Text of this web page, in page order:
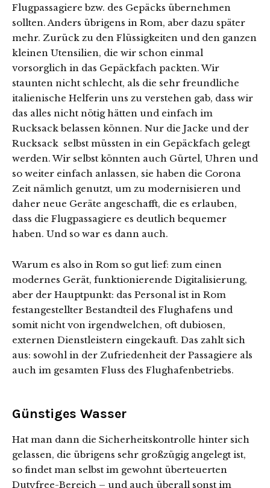
Flugpassagiere bzw. des Gepäcks übernehmen
sollten. Anders übrigens in Rom, aber dazu später
mehr. Zurück zu den Flüssigkeiten und den ganzen
kleinen Utensilien, die wir schon einmal
vorsorglich in das Gepäckfach packten. Wir
staunten nicht schlecht, als die sehr freundliche
italienische Helferin uns zu verstehen gab, dass wir
das alles nicht nötig hätten und einfach im
Rucksack belassen können. Nur die Jacke und der
Rucksack selbst müssten in ein Gepäckfach gelegt
werden. Wir selbst könnten auch Gürtel, Uhren und
so weiter einfach anlassen, sie haben die Corona
Zeit nämlich genutzt, um zu modernisieren und
daher neue Geräte angeschafft, die es erlauben,
dass die Flugpassagiere es deutlich bequemer
haben. Und so war es dann auch.
Warum es also in Rom so gut lief: zum einen
modernes Gerät, funktionierende Digitalisierung,
aber der Hauptpunkt: das Personal ist in Rom
festangestellter Bestandteil des Flughafens und
somit nicht von irgendwelchen, oft dubiosen,
externen Dienstleistern eingekauft. Das zahlt sich
aus: sowohl in der Zufriedenheit der Passagiere als
auch im gesamten Fluss des Flughafenbetriebs.
Günstiges Wasser
Hat man dann die Sicherheitskontrolle hinter sich
gelassen, die übrigens sehr großzügig angelegt ist,
so findet man selbst im gewohnt überteuerten
Dutyfree-Bereich – und auch überall sonst im